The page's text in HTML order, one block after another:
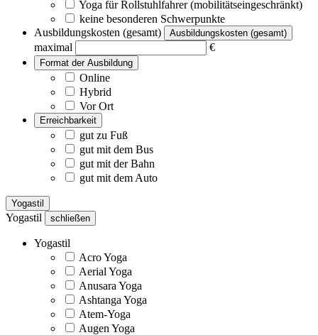
Yoga für Rollstuhlfahrer (mobilitätseingeschränkt)
keine besonderen Schwerpunkte
Ausbildungskosten (gesamt)
Ausbildungskosten (gesamt)
maximal €
Format der Ausbildung
Online
Hybrid
Vor Ort
Erreichbarkeit
gut zu Fuß
gut mit dem Bus
gut mit der Bahn
gut mit dem Auto
Yogastil
Yogastil schließen
Yogastil
Acro Yoga
Aerial Yoga
Anusara Yoga
Ashtanga Yoga
Atem-Yoga
Augen Yoga